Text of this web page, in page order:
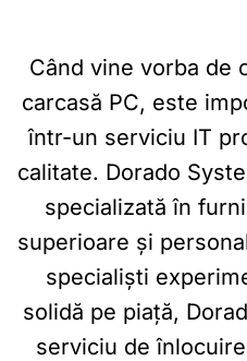
Când vine vorba de
carcasă PC, este
într-un serviciu IT
calitate. Dorado
specializată în
superioare și
specialiști
solidă pe piață,
serviciu de